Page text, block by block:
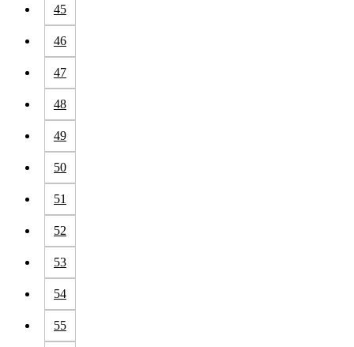
45
46
47
48
49
50
51
52
53
54
55